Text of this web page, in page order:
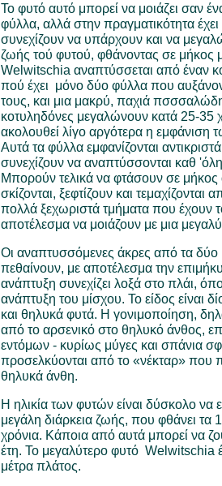
Το φυτό αυτό μπορεί να μοιάζει σαν
φύλλα, αλλά στην πραγματικότητα
συνεχίζουν να υπάρχουν και να
ζωής τού φυτού, φθάνοντας σε μήκος
Welwitschia αναπτύσσεται από έναν
πού έχει μόνο δύο φύλλα που
τους, και μια μακρύ, παχιά
κοτυληδόνες μεγαλώνουν κατά 25-35
ακολουθεί λίγο αργότερα η
Αυτά τα φύλλα εμφανίζονται
συνεχίζουν να αναπτύσσονται καθ
Μπορούν τελικά να φτάσουν σε
σκίζονται, ξεφτίζουν και
πολλά ξεχωριστά τμήματα που έχουν
αποτέλεσμα να μοιάζουν με μια
Οι αναπτυσσόμενες άκρες από τα
πεθαίνουν, με αποτέλεσμα την
ανάπτυξη συνεχίζει λοξά στο πλάι,
ανάπτυξη του μίσχου. Το είδος είναι
και θηλυκά φυτά. Η γονιμοποίηση,
από το αρσενικό στο θηλυκό άνθος,
εντόμων - κυρίως μύγες και σπάνια
προσελκύονται από το «νέκταρ» που
θηλυκά άνθη.
Η ηλικία των φυτών είναι δύσκολο να
μεγάλη διάρκεια ζωής, που φθάνει τα
χρόνια. Κάποια από αυτά μπορεί να
έτη. Το μεγαλύτερο φυτό Welwitschia
μέτρα πλάτος.